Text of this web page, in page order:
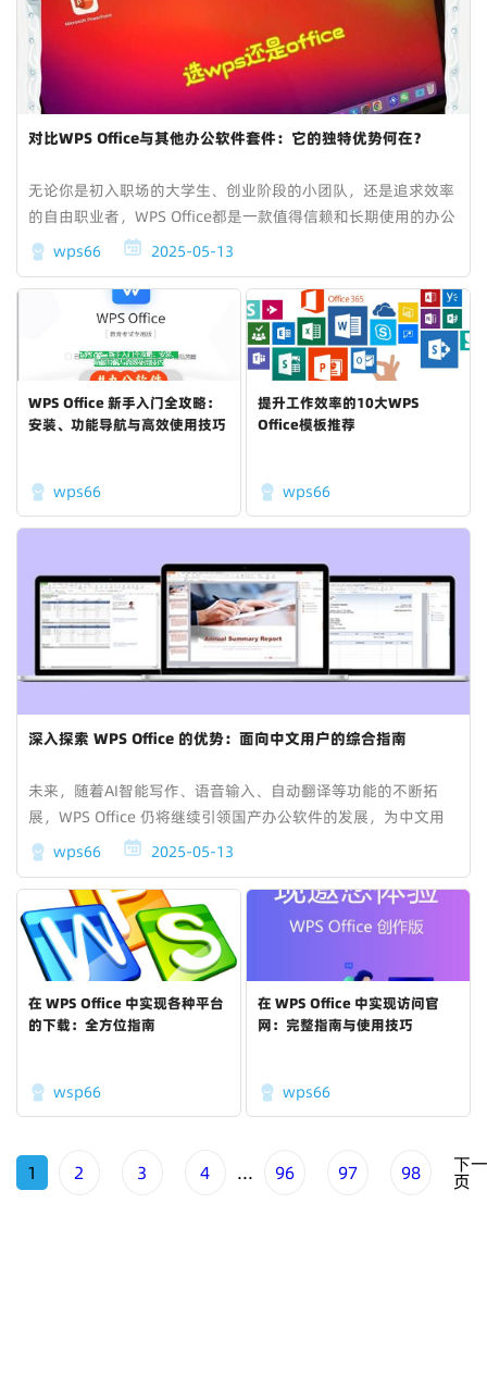
对比WPS Office与其他办公软件套件：它的独特优势何在？
无论你是初入职场的大学生、创业阶段的小团队，还是追求效率
的自由职业者，WPS Office都是一款值得信赖和长期使用的办公
工具。wps66 2025-05-13
WPS Office 新手入门全攻略：
安装、功能导航与高效使用技巧
wps66
提升工作效率的10大WPS
Office模板推荐
wps66
深入探索 WPS Office 的优势：面向中文用户的综合指南
未来，随着AI智能写作、语音输入、自动翻译等功能的不断拓
展，WPS Office 仍将继续引领国产办公软件的发展，为中文用
户创造更加便捷、智能的办公体验。
wps66 2025-05-13
在 WPS Office 中实现各种平台
的下载：全方位指南
wsp66
在 WPS Office 中实现访问官
网：完整指南与使用技巧
wps66
1 2 3 4 ... 96 97 98 下一
页